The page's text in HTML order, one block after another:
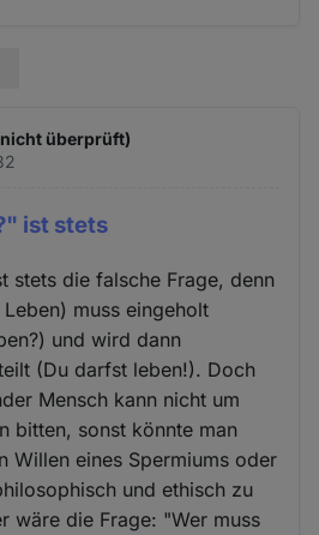
überprüft)
ist stets
stets die falsche Frage, denn
muss eingeholt
und wird dann
(Du darfst leben!). Doch
Mensch kann nicht um
bitten, sonst könnte man
Willen eines Spermiums oder
und ethisch zu
wäre die Frage: "Wer muss